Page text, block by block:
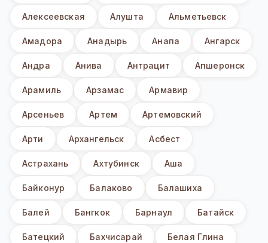
Алексеевская Алушта Альметьевск
Амадора Анадырь Анапа Ангарск
Андра Анива Антрацит Апшеронск
Арамиль Арзамас Армавир
Арсеньев Артем Артемовский
Арти Архангельск Асбест
Астрахань Ахтубинск Аша
Байконур Балаково Балашиха
Балей Бангкок Барнаул Батайск
Батецкий Бахчисарай Белая Глина